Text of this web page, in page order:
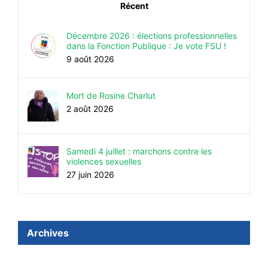
Récent
Décembre 2026 : élections professionnelles
dans la Fonction Publique : Je vote FSU !
9 août 2026
Mort de Rosine Charlut
2 août 2026
Samedi 4 juillet : marchons contre les
violences sexuelles
27 juin 2026
Archives